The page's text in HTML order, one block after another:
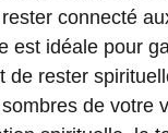
connecté
est idéale pour
de rester
de votre